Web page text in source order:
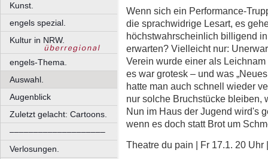
Kunst.
engels spezial.
Kultur in NRW.
engels-Thema.
Auswahl.
Augenblick
Zuletzt gelacht: Cartoons.
––––––––––––––––––––
Verlosungen.
Wenn sich ein Performance-
die sprachwidrige Lesart, es
höchstwahrscheinlich billigend
erwarten? Vielleicht nur:
Verein wurde einer als
es war grotesk – und was
hatte man auch schnell wieder
nur solche Bruchstücke bleiben,
Nun im Haus der Jugend wird's
wenn es doch statt Brot um
Theatre du pain | Fr 17.1. 20 Uhr